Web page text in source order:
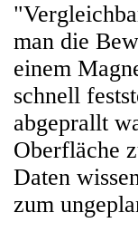
man die
einem
schnell
abgeprallt
Oberfläche
Daten
zum